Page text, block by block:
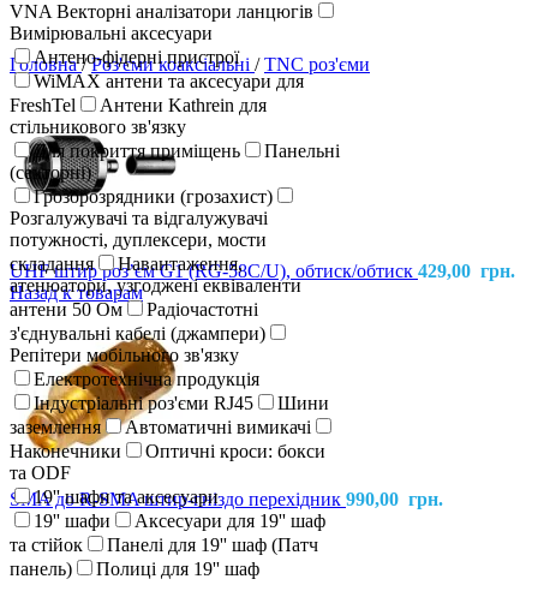
VNA Векторні аналізатори ланцюгів
Вимірювальні аксесуари
Антено-фідерні пристрої
WiMAX антени та аксесуари для
FreshTel
Антени Kathrein для
стільникового зв'язку
Для покриття приміщень
Панельні
(секторні)
Грозорозрядники (грозахист)
Розгалужувачі та відгалужувачі
потужності, дуплексери, мости
складання
Навантаження,
атенюатори, узгоджені еквіваленти
антени 50 Ом
Радіочастотні
з'єднувальні кабелі (джампери)
Репітери мобільного зв'язку
Електротехнічна продукція
Індустріальні роз'єми RJ45
Шини
заземлення
Автоматичні вимикачі
Наконечники
Оптичні кроси: бокси
та ODF
19'' шафи та аксесуари
19'' шафи
Аксесуари для 19'' шаф
та стійок
Панелі для 19'' шаф (Патч
панель)
Полиці для 19'' шаф
Головна/ Роз'єми коаксіальні / TNC роз'єми
UHF штир розʼєм G1 (RG-58C/U), обтиск/обтиск 429,00 грн.
Назад к товарам
SMA до R-SMA штир-гніздо перехідник 990,00 грн.